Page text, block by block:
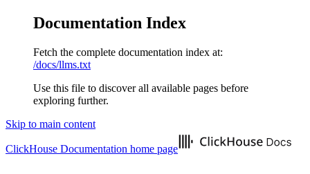
Documentation Index
Fetch the complete documentation index at:
/docs/llms.txt
Use this file to discover all available pages before
exploring further.
Skip to main content
ClickHouse Documentation home page